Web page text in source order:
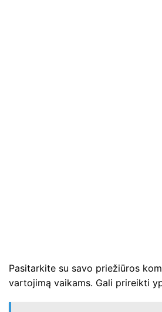
Pasitarkite su savo priežiūros
vartojimą vaikams. Gali prireikti